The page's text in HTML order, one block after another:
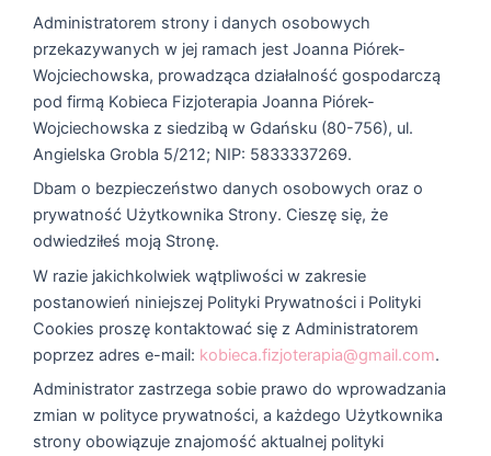
Administratorem strony i danych osobowych
przekazywanych w jej ramach jest Joanna Piórek-
Wojciechowska, prowadząca działalność gospodarczą
pod firmą Kobieca Fizjoterapia Joanna Piórek-
Wojciechowska z siedzibą w Gdańsku (80-756), ul.
Angielska Grobla 5/212; NIP: 5833337269.
Dbam o bezpieczeństwo danych osobowych oraz o
prywatność Użytkownika Strony. Cieszę się, że
odwiedziłeś moją Stronę.
W razie jakichkolwiek wątpliwości w zakresie
postanowień niniejszej Polityki Prywatności i Polityki
Cookies proszę kontaktować się z Administratorem
poprzez adres e-mail: kobieca.fizjoterapia@gmail.com.
Administrator zastrzega sobie prawo do wprowadzania
zmian w polityce prywatności, a każdego Użytkownika
strony obowiązuje znajomość aktualnej polityki